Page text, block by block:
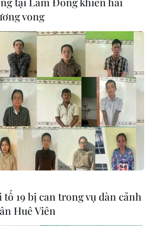
vong
19 bị can trong vụ dàn cảnh
Huê Viên